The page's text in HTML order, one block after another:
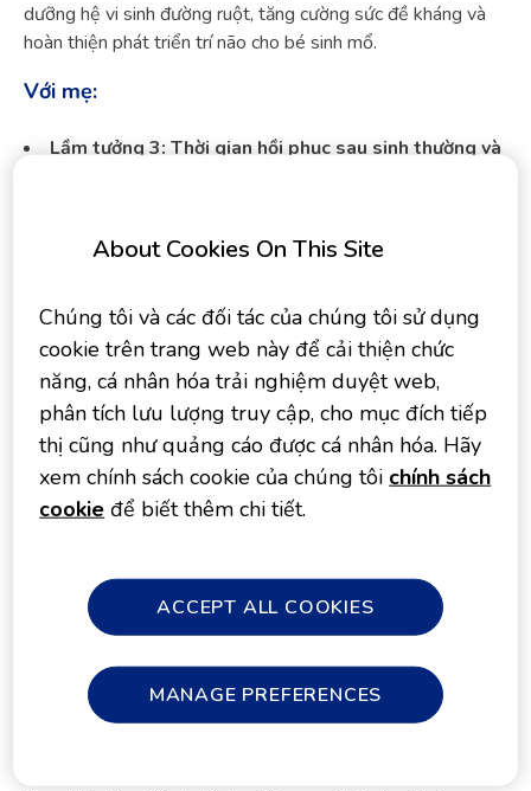
dưỡng hệ vi sinh đường ruột, tăng cường sức đề kháng và
hoàn thiện phát triển trí não cho bé sinh mổ.
Với mẹ:
Lầm tưởng 3: Thời gian hồi phục sau sinh thường và
phục hồi vết mổ phức tạp ở vùng bụng lên đến 6 tuần và
thời gian phục hồi vết khâu tầng sinh môn là khoảng 3 tuần
và thời gian nằm viện chỉ từ 2-3 ngày. Vì thế, việc chăm sóc
vết mổ ở các mẹ sinh mổ là rất quan trọng.
Lầm tưởng 4: Mẹ sinh mổ không thể cho bé bú
Không chính xác! Việc cho bé bú sau khi sinh mổ có thể sẽ
gặp khó khăn do vết thương ở vùng bụng chưa lành. Tuy
nhiên, mẹ hoàn toàn có thể khắc phục khi bế bé đúng cách.
thể tham khảo cách khắc phục tình trạng này ngay trong
phần bí quyết bên dưới.
Tối Ưu
About Cookies On This Site
Chúng tôi và các đối tác của chúng tôi sử dụng
cookie trên trang web này để cải thiện chức
năng, cá nhân hóa trải nghiệm duyệt web,
phân tích lưu lượng truy cập, cho mục đích tiếp
thị cũng như quảng cáo được cá nhân hóa. Hãy
xem chính sách cookie của chúng tôi chính sách
cookie để biết thêm chi tiết.
MANAGE PREFERENCES
ACCEPT ALL COOKIES